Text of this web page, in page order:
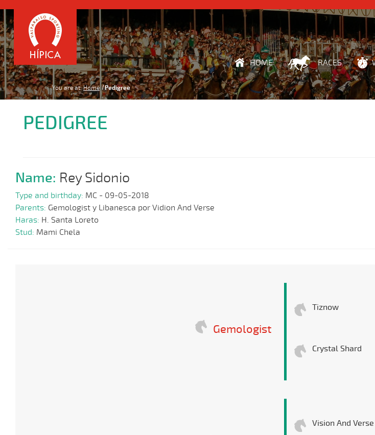
HOME RACES
You are at: Home Pedigree
PEDIGREE
Name: Rey Sidonio
Type and birthday: MC - 09-05-2018
Parents: Gemologist y Libanesca por Vidion And Verse
Haras: H. Santa Loreto
Stud: Mami Chela
Gemologist
Tiznow
Crystal Shard
Vision And Verse